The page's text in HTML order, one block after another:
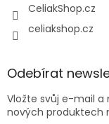
CeliakShop.cz
celiakshop.cz
Odebírat
Vložte svůj e-mail
nových produktech